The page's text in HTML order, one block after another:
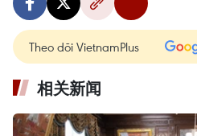
Theo dõi VietnamPlus
相关新闻